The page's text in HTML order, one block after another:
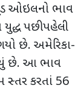
ઓઇલનો ભાવ
પછી પહેલી
છે. અમેરિકા-
છે. આ ભાવ
સ્તર કરતાં 56